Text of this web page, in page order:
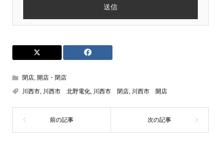
閉店, 開店・閉店
川西市, 川西市 北野電化, 川西市 閉店, 川西市 開店